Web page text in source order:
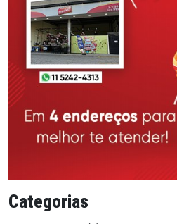
Categorias